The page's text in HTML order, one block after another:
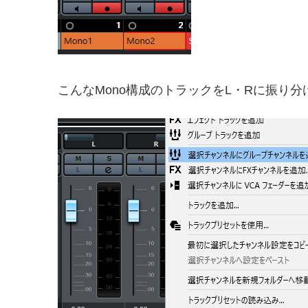
こんなMono構成のトラックをL・Rに振り分